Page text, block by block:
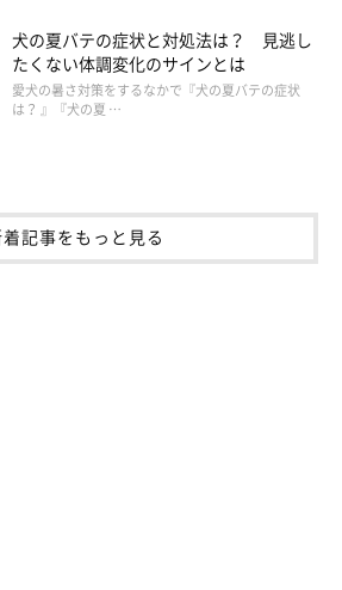
う嫉妬心から見せる行動
うらやましい」という感情や、嫉妬心が
主さんとほかの犬や人が楽しそうにして
犬の夏バテの症状と対処法は？ 見逃し
たくない体調変化のサインとは
愛犬の暑さ対策をするなかで『犬の夏バテの症状
は？ 』『犬の夏 …
記事をもっと見る